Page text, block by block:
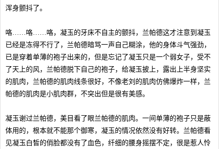
浑身颤抖了。
咯……咯……咯，凝玉的牙床不自主的颤抖，兰帕德这才注意到凝玉
已经是冻得不行了，兰帕德暗骂一声自己糊涂，他的身体斗气强劲，
已是穿着单薄的袍子出来的，但是忘记了凝玉只是一个弱女子，受不
了天上的风，兰帕德脱下自己的袍子，给凝玉披上，露出上半身坚实
的肌肉，兰帕德的肌肉线条很好，不像老刘的肌肉仿佛爆炸一样，兰
帕德的肌肉是小肌肉群，不突出但是很有美感。
凝玉谢过兰帕德，美目看了眼兰帕德的肌肉。一间单薄的袍子只是蔽
体用的，根本就不能那个御寒，凝玉的情况依然没有好转。兰帕德看
见凝玉白皙的俏脸都没有了血色，纤细的腰身摇摆不定，很是惹人怜